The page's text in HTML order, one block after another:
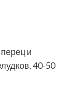
и
40-50